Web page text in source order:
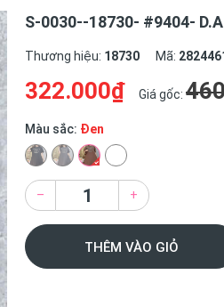
S-0030--18730- #9404-
Thương hiệu: 18730 Mã:
322.000₫ Giá gốc:
Màu sắc: Đen
– +
THÊM VÀO GIỎ